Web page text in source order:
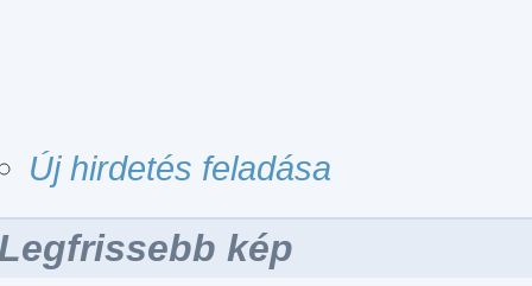
Új hirdetés feladása
kép